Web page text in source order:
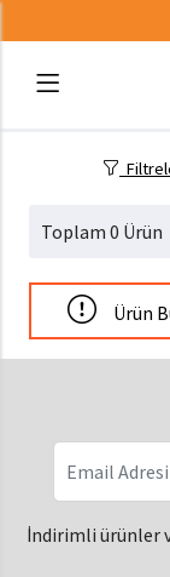
Toplam 0 Ürün
Ürün
İndirimli ürünler